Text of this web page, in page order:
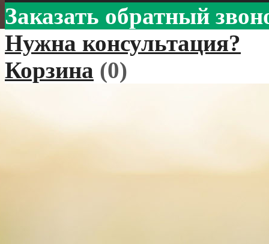
Заказать обратный
Нужна консультация?
Корзина (0)